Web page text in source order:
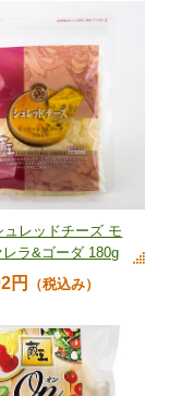
ュレッドチーズ モ
レラ&ゴーダ 180g
円 （税込み）